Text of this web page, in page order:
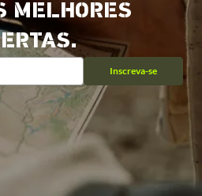
MELHORES
Inscreva-se